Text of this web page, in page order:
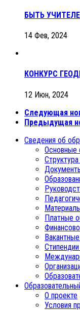
БЫТЬ
14 Фев, 2024
КОНКУРС
12 Июн, 2024
Следующая
Предыдущая
Сведения об
Основные
Платные
О проекте
Условия